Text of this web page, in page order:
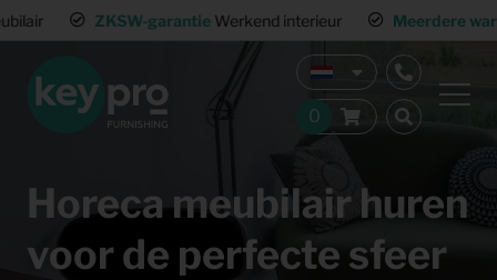
garantieWerkend interieur Meerdere warehouses
Horeca meubilair huren
voor de perfecte sfeer